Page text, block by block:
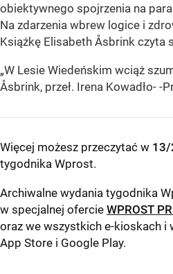
obiektywnego spojrzenia na
Na zdarzenia wbrew logice i
Książkę Elisabeth Åsbrink czyta
„W Lesie Wiedeńskim wciąż
Åsbrink, przeł. Irena Kowadło- -
Więcej możesz przeczytać w 13/
tygodnika Wprost.
Archiwalne wydania tygodnika
w specjalnej ofercie WPROST
oraz we wszystkich e-kioskach i
App Store i Google Play.